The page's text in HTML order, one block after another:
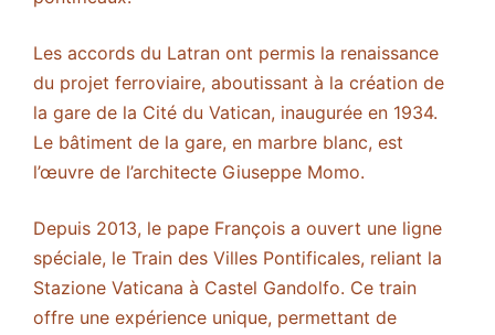
Les accords du Latran ont permis la renaissance
du projet ferroviaire, aboutissant à la création de
la gare de la Cité du Vatican, inaugurée en 1934.
Le bâtiment de la gare, en marbre blanc, est
l’œuvre de l’architecte Giuseppe Momo.
Depuis 2013, le pape François a ouvert une ligne
spéciale, le Train des Villes Pontificales, reliant la
Stazione Vaticana à Castel Gandolfo. Ce train
offre une expérience unique, permettant de